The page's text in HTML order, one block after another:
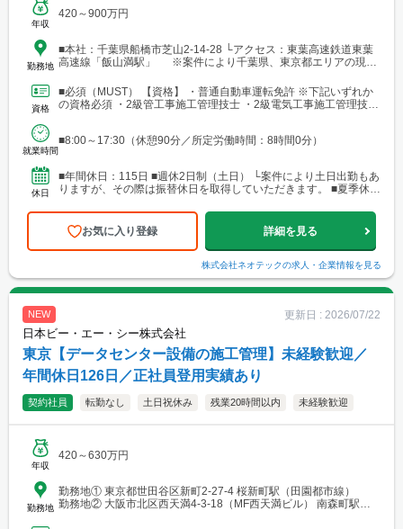
年収
420～900万円
勤務地
■本社：千葉県船橋市芝山2-14-28 └アクセス：東葉高速鉄道東葉
高速線「飯山満駅」 ※案件により千葉県、東京都エリアの現場
資格
■必須（MUST） 【資格】 ・普通自動車運転免許 ※下記いずれか
の資格必須 ・2級管工事施工管理技士 ・2級電気工事施工管理技士
就業時間
■8:00～17:30（休憩90分／所定労働時間：8時間0分）
休日
■年間休日：115日 ■週休2日制（土日） └案件により土日出勤もあ
りますが、その際は振替休日を取得していただきます。 ■夏季休
お気に入り登録 詳細を見る
株式会社ネオテックの求人・企業情報を見る
NEW 更新日 : 2026/07/22
日本ビー・エー・シー株式会社
東京【データセンター設備の施工管理】未経験歓迎／
年間休日126日／正社員登用実績あり
契約社員 転勤なし 土日祝休み 残業20時間以内 未経験歓迎
年収
420～630万円
勤務地
勤務地① 東京都世田谷区新町2-27-4 桜新町駅（田園都市線）
勤務地② 大阪市北区西天満4-3-18（MF西天満ビル） 南森町駅